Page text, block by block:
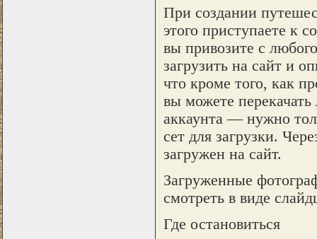
При создании
этого приступаете к
вы привозите с
загрузить на сайт и
что кроме того, как
вы можете
аккаунта — нужно
сет для загрузки.
загружен на сайт.
Загруженные
смотреть в виде
Где остановиться